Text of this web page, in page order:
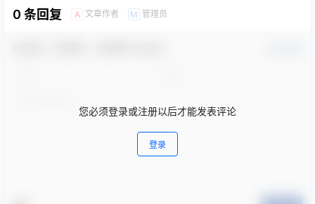
0 条回复 A 文章作者 M 管理员
您必须登录或注册以后才能发表评论
登录